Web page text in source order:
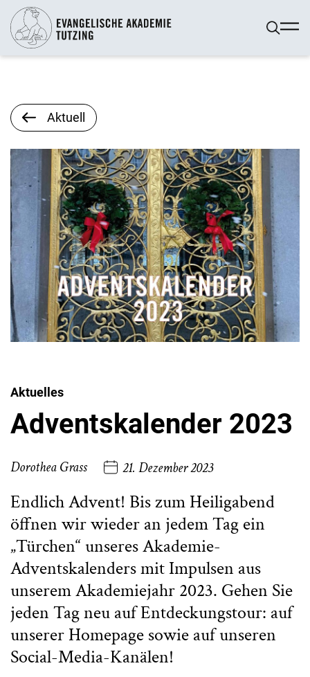
Aktuell
Aktuelles
Adventskalender 2023
Dorothea Grass 21. Dezember 2023
Endlich Advent! Bis zum Heiligabend
öffnen wir wieder an jedem Tag ein
„Türchen“ unseres Akademie-
Adventskalenders mit Impulsen aus
unserem Akademiejahr 2023. Gehen Sie
jeden Tag neu auf Entdeckungstour: auf
unserer Homepage sowie auf unseren
Social-Media-Kanälen!